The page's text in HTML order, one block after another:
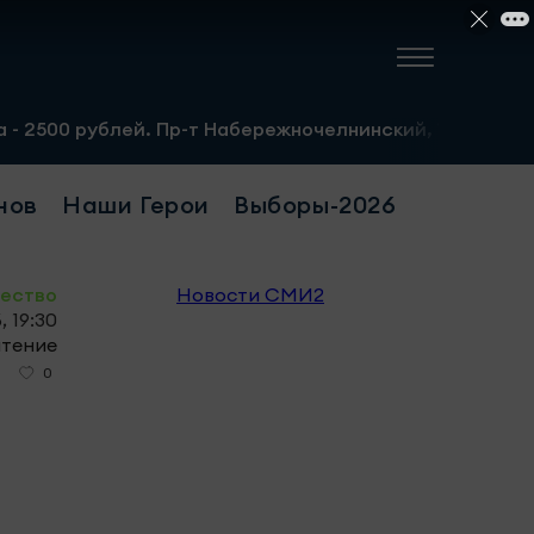
т Набережночелнинский, 13а. Тел.: 8-951-064-02-12
Наши Герои Выборы-2026
19:30
0
Новости СМИ2